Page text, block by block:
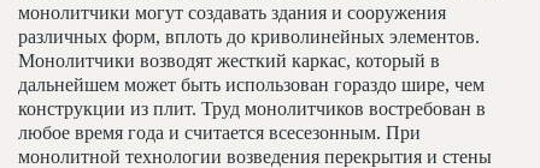
монолитчики могут создавать здания и сооружения
различных форм, вплоть до криволинейных элементов.
Монолитчики возводят жесткий каркас, который в
дальнейшем может быть использован гораздо шире, чем
конструкции из плит. Труд монолитчиков востребован в
любое время года и считается всесезонным. При
монолитной технологии возведения перекрытия и стены